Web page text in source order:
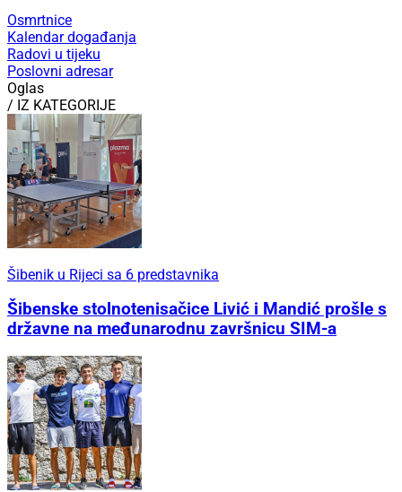
Osmrtnice
Kalendar događanja
Radovi u tijeku
Poslovni adresar
Oglas
/ IZ KATEGORIJE
Šibenik u Rijeci sa 6 predstavnika
Šibenske stolnotenisačice Livić i Mandić prošle s
državne na međunarodnu završnicu SIM-a